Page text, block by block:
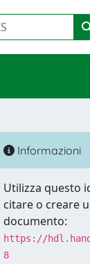
Informazioni
Utilizza questo
citare o creare
documento:
https://
8